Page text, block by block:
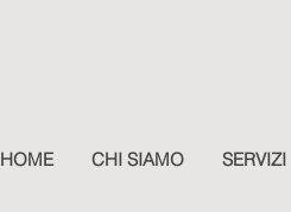
HOME CHI SIAMO SERVIZI